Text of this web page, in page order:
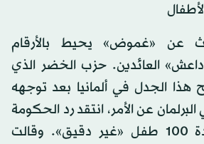
عن «غموض» يحيط بالأرقام
داعش» العائدين. حزب الخضر الذي
الجدل في ألمانيا بعد توجهه
عن الأمر، انتقد رد الحكومة
وقال إن توقع عودة 100 طفل «غير دقيق». وقالت